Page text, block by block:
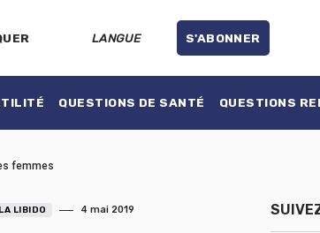
LANGUE S'ABONNER
QUESTIONS DE SANTÉ QUESTIONS
femmes
LIBIDO 4 mai 2019